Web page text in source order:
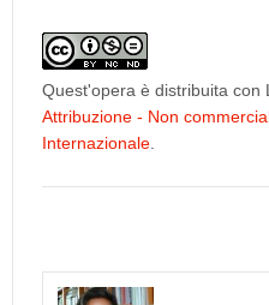
Quest'opera è distribuita con
Attribuzione - Non
Internazionale